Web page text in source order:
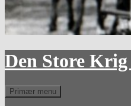
Den Store Krig
Søg
Primær menu